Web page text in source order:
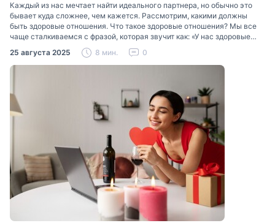
Каждый из нас мечтает найти идеального партнера, но обычно это
бывает куда сложнее, чем кажется. Рассмотрим, какими должны
быть здоровые отношения. Что такое здоровые отношения? Мы все
чаще сталкиваемся с фразой, которая звучит как: «У нас здоровые
отношения». Что именно подразумевается…
25 августа 2025 8 мин. 0